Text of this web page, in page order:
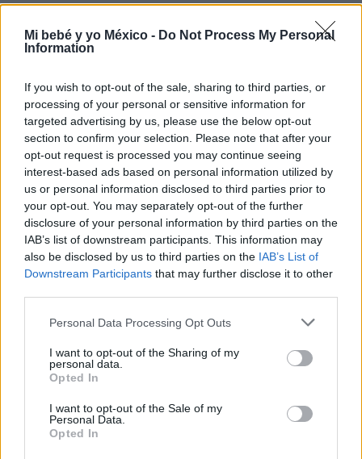
Mi bebé y yo México - Do Not Process My Personal
Information
If you wish to opt-out of the sale, sharing to third parties, or
processing of your personal or sensitive information for
targeted advertising by us, please use the below opt-out
section to confirm your selection. Please note that after your
opt-out request is processed you may continue seeing
interest-based ads based on personal information utilized by
us or personal information disclosed to third parties prior to
your opt-out. You may separately opt-out of the further
disclosure of your personal information by third parties on the
IAB’s list of downstream participants. This information may
also be disclosed by us to third parties on the IAB’s List of
Downstream Participants that may further disclose it to other
Personal Data Processing Opt Outs
I want to opt-out of the Sharing of my
personal data.
Opted In
I want to opt-out of the Sale of my
Personal Data.
Opted In
Ilustrativo: ejemplos claros que te ayudarán a
decidir rápido.
también puede ser un momento bonito.
Dale al play y acierta con la cuna perfecta, para que
tu bebé (y tú) duerman como auténticos angelitos.
Acertar en la elección de la cuna es el primer paso
para un descanso seguro, cómodo y feliz. ¡No te
pierdas esta guía en vídeo!
¿Buscas una guía más técnica y
detallada?
Si quieres comparar materiales, normativas, medidas
y opciones por edad, no te pierdas nuestro artículo
completo sobre cunas para bebés:
Consulta aquí la
¡MIRA LOS DIBUS DE SHOPPING TIPS!